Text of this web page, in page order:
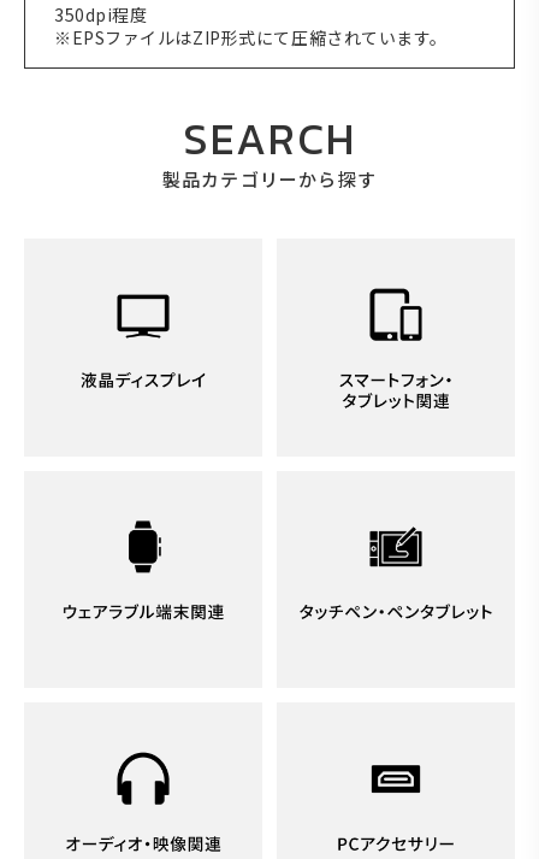
350dpi程度
※EPSファイルはZIP形式にて圧縮されています。
SEARCH
製品カテゴリーから探す